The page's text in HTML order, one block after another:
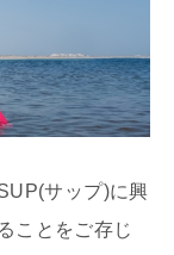
サップ)に興
ことをご存じ